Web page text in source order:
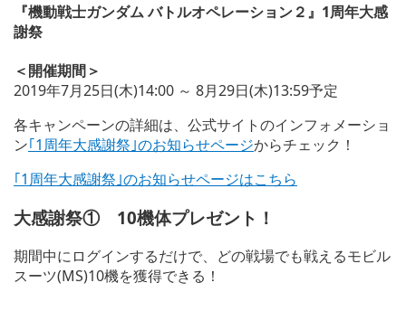
『機動戦士ガンダム バトルオペレーション２』1周年大感
謝祭
＜開催期間＞
2019年7月25日(木)14:00 ～ 8月29日(木)13:59予定
各キャンペーンの詳細は、公式サイトのインフォメーショ
ン｢1周年大感謝祭｣のお知らせページからチェック！
｢1周年大感謝祭｣のお知らせページはこちら
大感謝祭① 10機体プレゼント！
期間中にログインするだけで、どの戦場でも戦えるモビル
スーツ(MS)10機を獲得できる！